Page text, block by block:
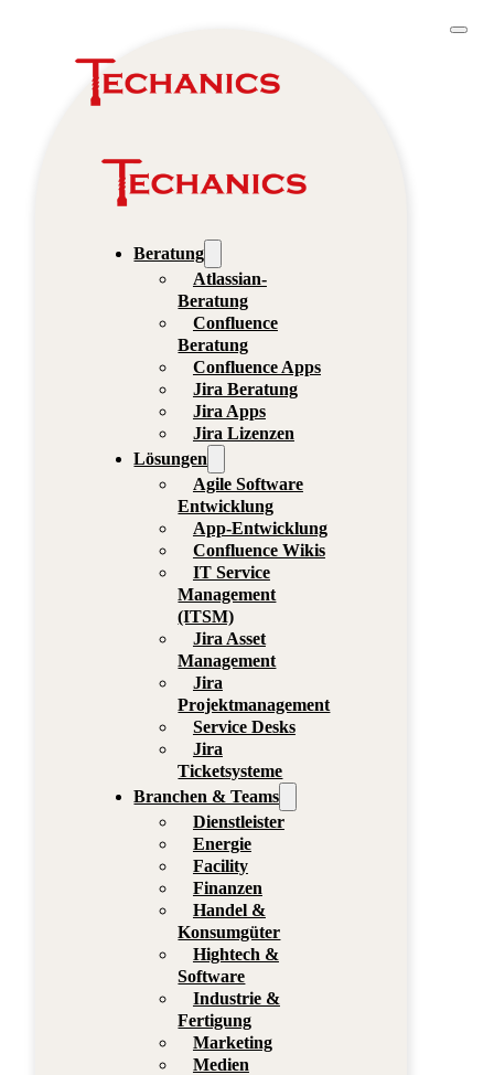
Beratung
Atlassian-
Beratung
Confluence
Beratung
Confluence Apps
Jira Beratung
Jira Apps
Jira Lizenzen
Lösungen
Agile Software
Entwicklung
App-Entwicklung
Confluence Wikis
IT Service
Management
(ITSM)
Jira Asset
Management
Jira
Projektmanagement
Service Desks
Jira
Ticketsysteme
Branchen & Teams
Dienstleister
Energie
Facility
Finanzen
Handel &
Konsumgüter
Hightech &
Software
Industrie &
Fertigung
Marketing
Medien